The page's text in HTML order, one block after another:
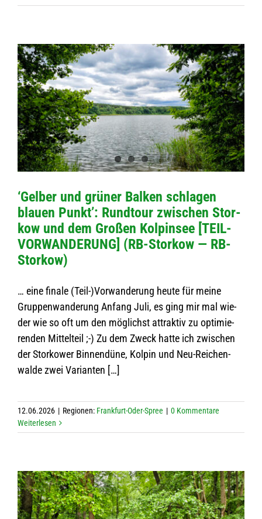
‘Gel­ber und grü­ner Bal­ken schla­gen
blauen Punkt’: Rund­tour zwi­schen Stor­
kow und dem Gro­ßen Kol­pin­see [TEIL-
VORWANDERUNG] (RB-Stor­­kow — RB-
Storkow)
… eine finale (Teil-)Vorwanderung heute für meine
Grup­pen­wan­de­rung Anfang Juli, es ging mir mal wie­
der wie so oft um den mög­lichst attrak­tiv zu opti­mie­
ren­den Mit­tel­teil ;-) Zu dem Zweck hatte ich zwi­schen
der Stor­kower Bin­nen­düne, Kol­pin und Neu-Rei­chen­
walde zwei Varianten […]
12.06.2026 | Regio­nen: Frank­furt-Oder-Spree | 0 Kom­men­tare
Wei­ter­le­sen